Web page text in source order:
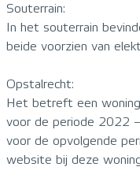
Souterrain:
In het souterrain
beide voorzien van
Opstalrecht:
Het betreft een
voor de periode 2022
voor de opvolgende
website bij deze